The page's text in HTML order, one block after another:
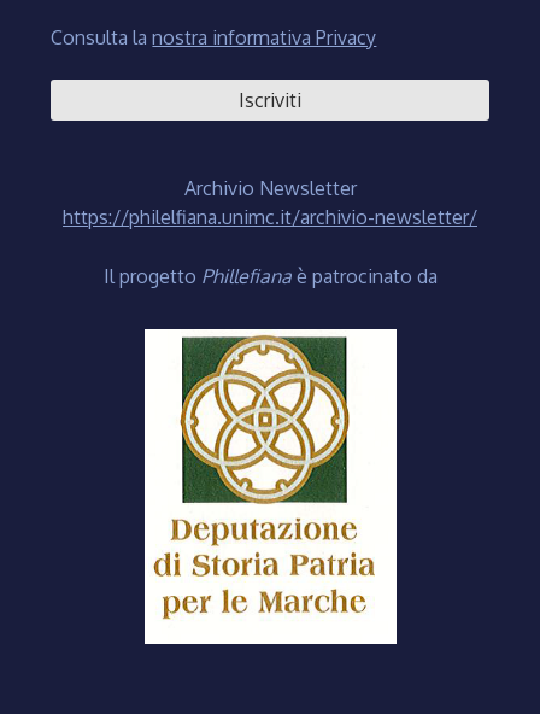
Consulta lanostra informativa Privacy
Archivio Newsletter
https://philelfiana.unimc.it/archivio-newsletter/
Il progetto Phillefiana è patrocinato da